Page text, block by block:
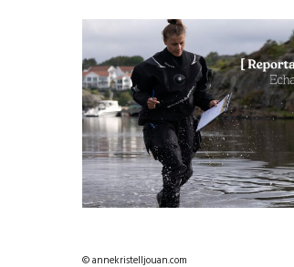
© annekristelljouan.com